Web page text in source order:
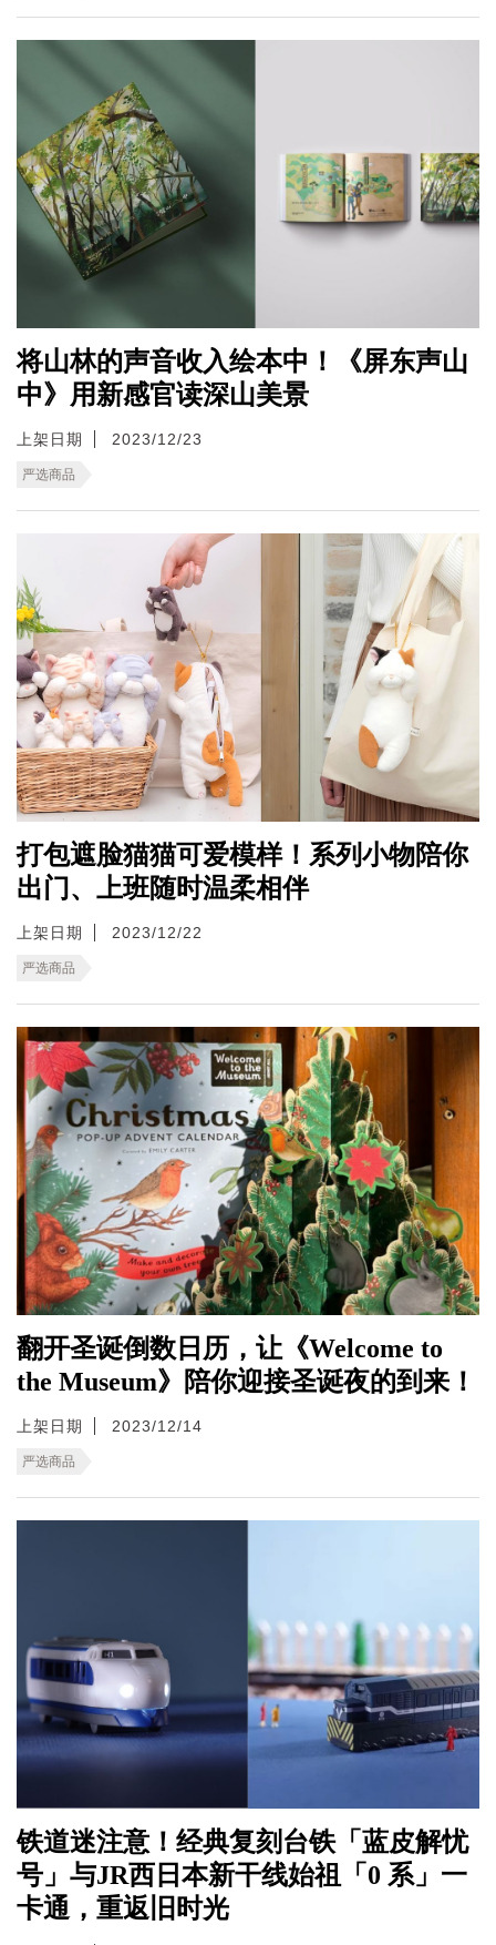
将山林的声音收入绘本中！《屏东声山
中》用新感官读深山美景
上架日期 2023/12/23
严选商品
打包遮脸猫猫可爱模样！系列小物陪你
出门、上班随时温柔相伴
上架日期 2023/12/22
严选商品
翻开圣诞倒数日历，让《Welcome to
the Museum》陪你迎接圣诞夜的到来！
上架日期 2023/12/14
严选商品
铁道迷注意！经典复刻台铁「蓝皮解忧
号」与JR西日本新干线始祖「0 系」一
卡通，重返旧时光